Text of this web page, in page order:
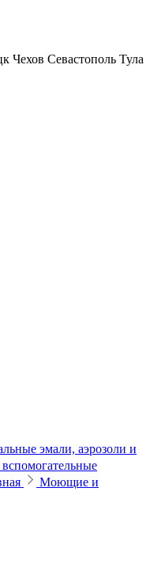
Чехов Севастополь Тула
эмали, аэрозоли и
Моющие и